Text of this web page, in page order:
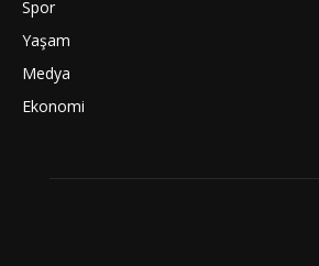
Spor
Yaşam
Medya
Ekonomi